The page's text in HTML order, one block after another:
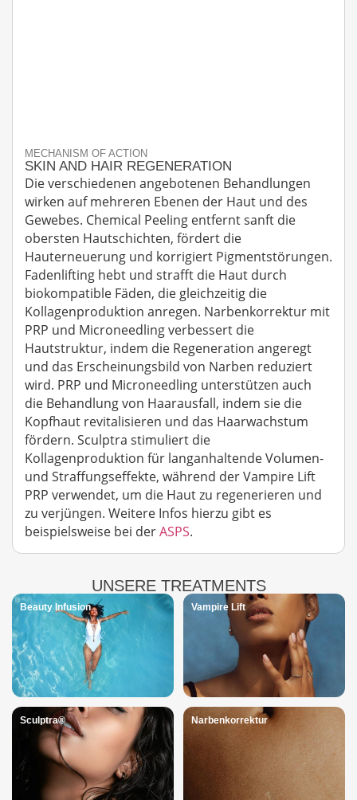
MECHANISM OF ACTION
SKIN AND HAIR REGENERATION
Die verschiedenen angebotenen Behandlungen
wirken auf mehreren Ebenen der Haut und des
Gewebes. Chemical Peeling entfernt sanft die
obersten Hautschichten, fördert die
Hauterneuerung und korrigiert Pigmentstörungen.
Fadenlifting hebt und strafft die Haut durch
biokompatible Fäden, die gleichzeitig die
Kollagenproduktion anregen. Narbenkorrektur mit
PRP und Microneedling verbessert die
Hautstruktur, indem die Regeneration angeregt
und das Erscheinungsbild von Narben reduziert
wird. PRP und Microneedling unterstützen auch
die Behandlung von Haarausfall, indem sie die
Kopfhaut revitalisieren und das Haarwachstum
fördern. Sculptra stimuliert die
Kollagenproduktion für langanhaltende Volumen-
und Straffungseffekte, während der Vampire Lift
PRP verwendet, um die Haut zu regenerieren und
zu verjüngen. Weitere Infos hierzu gibt es
beispielsweise bei derASPS.
UNSERE TREATMENTS
Beauty Infusion Vampire Lift
Sculptra® Narbenkorrektur